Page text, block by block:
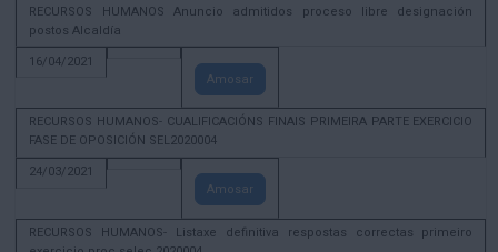
RECURSOS HUMANOS Anuncio admitidos proceso libre designación
postos Alcaldía
16/04/2021
Amosar
RECURSOS HUMANOS- CUALIFICACIÓNS FINAIS PRIMEIRA PARTE EXERCICIO
FASE DE OPOSICIÓN SEL2020004
24/03/2021
Amosar
RECURSOS HUMANOS- Listaxe definitiva respostas correctas primeiro